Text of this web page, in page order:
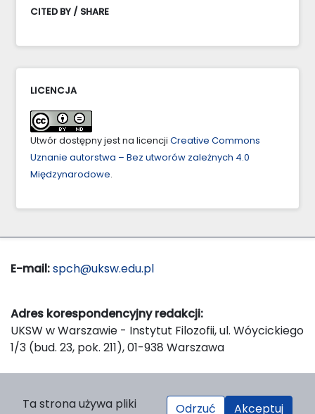
CITED BY / SHARE
LICENCJA
Utwór dostępny jest na licencji Creative Commons
Uznanie autorstwa – Bez utworów zależnych 4.0
Międzynarodowe.
E-mail:spch@uksw.edu.pl
Adres korespondencyjny redakcji:
UKSW w Warszawie - Instytut Filozofii, ul. Wóycickiego
1/3 (bud. 23, pok. 211), 01-938 Warszawa
Wydawnictwo Naukowe UKSW, ul. Dewajtis 5, domek
Ta strona używa pliki
Odrzuć Akceptuj